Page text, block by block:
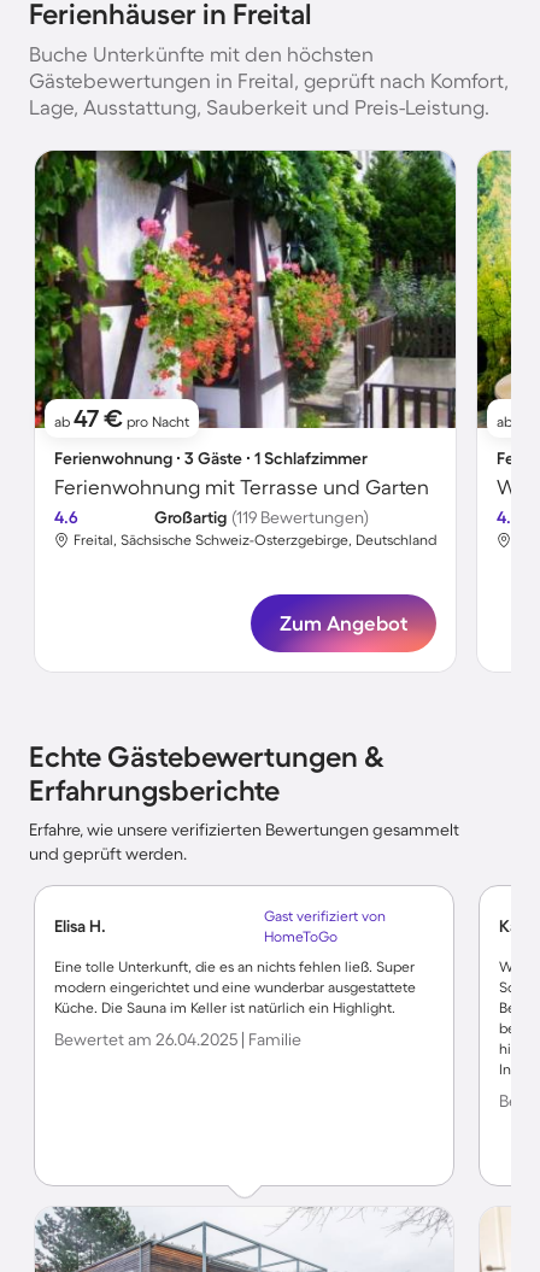
Ferienhäuser in Freital
Buche Unterkünfte mit den höchsten
Gästebewertungen in Freital, geprüft nach Komfort,
Lage, Ausstattung, Sauberkeit und Preis-Leistung.
ab 47 € pro Nacht
Ferienwohnung ∙ 3 Gäste ∙ 1 Schlafzimmer
Ferienwohnung mit Terrasse und Garten
4.6 Großartig (119 Bewertungen)
Freital, Sächsische Schweiz-Osterzgebirge, Deutschland
Zum Angebot
ab
4.6
Echte Gästebewertungen &
Erfahrungsberichte
Erfahre, wie unsere verifizierten Bewertungen gesammelt
und geprüft werden.
Elisa H.
Gast verifiziert von
HomeToGo
Eine tolle Unterkunft, die es an nichts fehlen ließ. Super
modern eingerichtet und eine wunderbar ausgestattete
Küche. Die Sauna im Keller ist natürlich ein Highlight.
Bewertet am 26.04.2025 | Familie
Wir